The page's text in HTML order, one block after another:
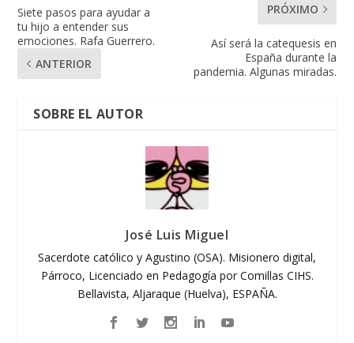
Siete pasos para ayudar a
tu hijo a entender sus
emociones. Rafa Guerrero.
ANTERIOR
PRÓXIMO
Así será la catequesis en
España durante la
pandemia. Algunas miradas.
SOBRE EL AUTOR
José Luis Miguel
Sacerdote católico y Agustino (OSA). Misionero digital,
Párroco, Licenciado en Pedagogía por Comillas CIHS.
Bellavista, Aljaraque (Huelva), ESPAÑA.